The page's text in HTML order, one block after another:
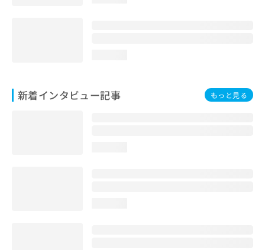
新着インタビュー記事 もっと見る